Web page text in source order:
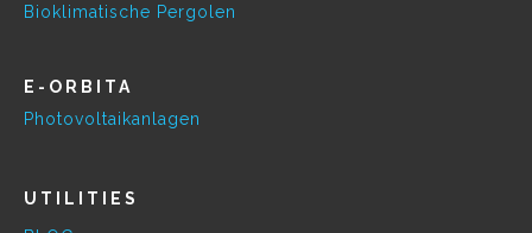
Bioklimatische Pergolen
E-ORBITA
Photovoltaikanlagen
UTILITIES